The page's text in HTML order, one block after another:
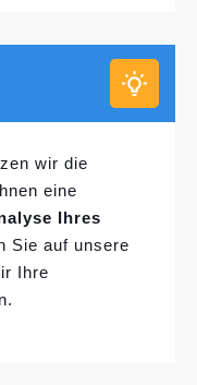
wir die
eine
Ihres
Sie auf unsere
Ihre